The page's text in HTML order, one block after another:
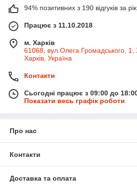
94% позитивних з 190 відгуків за рік
Працює з 11.10.2018
м. Харків
61068, вул.Олега Громадського, 1,
Харків, Україна
Контакти
Сьогодні працює з 09:00 до
Показати весь графік роботи
Про нас
Контакти
Доставка та оплата